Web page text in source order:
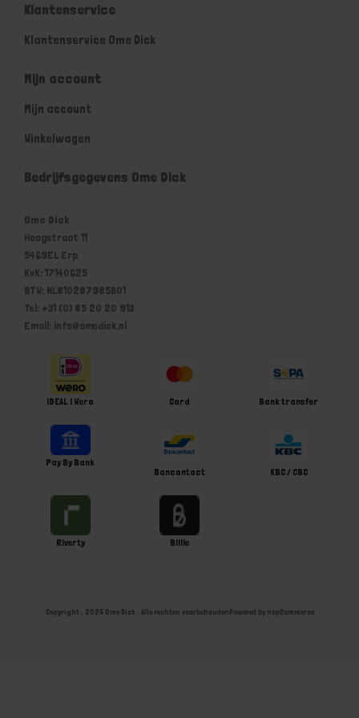
Klantenservice
Klantenservice Ome Dick
Mijn account
Mijn account
Winkelwagen
Bedrijfsgegevens Ome Dick
Ome Dick
Hoogstraat 11
5469EL Erp
KvK: 17140625
BTW: NL810287985B01
Tel: +31 (0) 85 20 20 913
Email: info@omedick.nl
iDEAL | Wero Card Bank transfer
Pay By Bank
Bancontact
KBC / CBC
Riverty Billie
Copyright ; 2026 Ome Dick . Alle rechten voorbehoudenPowered by nopCommerce